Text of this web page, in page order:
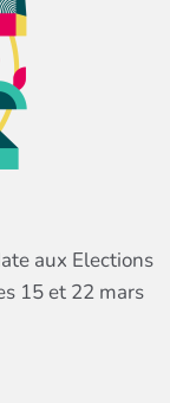
aux Elections
15 et 22 mars